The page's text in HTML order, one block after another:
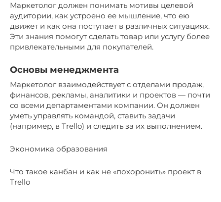
Маркетолог должен понимать мотивы целевой
аудитории, как устроено ее мышление, что ею
движет и как она поступает в различных ситуациях.
Эти знания помогут сделать товар или услугу более
привлекательными для покупателей.
Основы менеджмента
Маркетолог взаимодействует с отделами продаж,
финансов, рекламы, аналитики и проектов — почти
со всеми департаментами компании. Он должен
уметь управлять командой, ставить задачи
(например, в Trello) и следить за их выполнением.
Экономика образования
Что такое канбан и как не «похоронить» проект в
Trello